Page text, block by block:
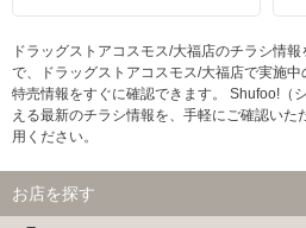
ドラッグストアコスモス/大福店のチラシ情
で、ドラッグストアコスモス/大福店で実施中
特売情報をすぐに確認できます。 Shufoo!（
える最新のチラシ情報を、手軽にご確認い
用ください。
お店を探す